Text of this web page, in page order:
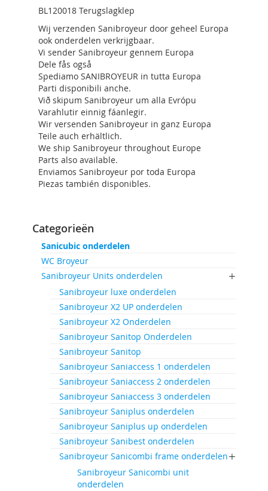
BL120018 Terugslagklep
Wij verzenden Sanibroyeur door geheel Europa
ook onderdelen verkrijgbaar.
Vi sender Sanibroyeur gennem Europa
Dele fås også
Spediamo SANIBROYEUR in tutta Europa
Parti disponibili anche.
Við skipum Sanibroyeur um alla Evrópu
Varahlutir einnig fáanlegir.
Wir versenden Sanibroyeur in ganz Europa
Teile auch erhältlich.
We ship Sanibroyeur throughout Europe
Parts also available.
Enviamos Sanibroyeur por toda Europa
Piezas también disponibles.
Categorieën
Sanicubic onderdelen
WC Broyeur
Sanibroyeur Units onderdelen
Sanibroyeur luxe onderdelen
Sanibroyeur X2 UP onderdelen
Sanibroyeur X2 Onderdelen
Sanibroyeur Sanitop Onderdelen
Sanibroyeur Sanitop
Sanibroyeur Saniaccess 1 onderdelen
Sanibroyeur Saniaccess 2 onderdelen
Sanibroyeur Saniaccess 3 onderdelen
Sanibroyeur Saniplus onderdelen
Sanibroyeur Saniplus up onderdelen
Sanibroyeur Sanibest onderdelen
Sanibroyeur Sanicombi frame onderdelen
Sanibroyeur Sanicombi unit
onderdelen